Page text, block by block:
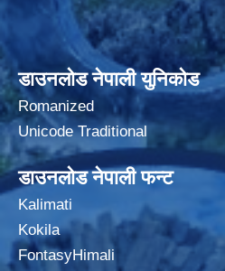
डाउनलोड नेपाली युनिकोड
Romanized
Unicode Traditional
डाउनलोड नेपाली फन्ट
Kalimati
Kokila
FontasyHimali